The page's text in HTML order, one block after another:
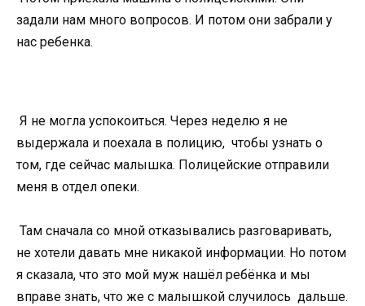
задали нам много вопросов. И потом они забрали у
нас ребенка.
Я не могла успокоиться. Через неделю я не
выдержала и поехала в полицию, чтобы узнать о
том, где сейчас малышка. Полицейские отправили
меня в отдел опеки.
Там сначала со мной отказывались разговаривать,
не хотели давать мне никакой информации. Но потом
я сказала, что это мой муж нашёл ребёнка и мы
вправе знать, что же с малышкой случилось дальше.